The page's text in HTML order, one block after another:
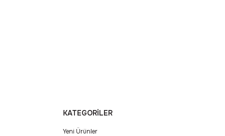
KATEGORİLER
Yeni Ürünler